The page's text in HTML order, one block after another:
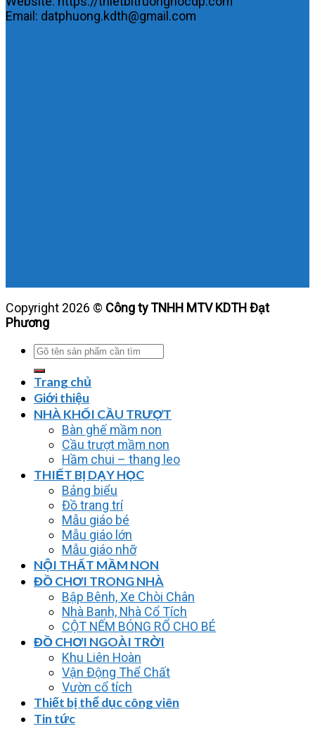
Email: datphuong.kdth@gmail.com
Copyright 2026 © Công ty TNHH MTV KDTH Đạt
Phương
Tìm
kiếm:
Trang chủ
Giới thiệu
NHÀ KHỐI CẦU TRƯỢT
Bàn ghế mầm non
Cầu trượt mầm non
Hầm chui – thang leo
THIẾT BỊ DẠY HỌC
Bảng biểu
Đồ trang trí
Mẫu giáo bé
Mẫu giáo lớn
Mẫu giáo nhỡ
NỘI THẤT MẦM NON
ĐỒ CHƠI TRONG NHÀ
Bập Bênh, Xe Chòi Chân
Nhà Banh, Nhà Cổ Tích
CỘT NẾM BÓNG RỔ CHO BÉ
ĐỒ CHƠI NGOÀI TRỜI
Khu Liên Hoàn
Vận Động Thể Chất
Vườn cổ tích
Thiết bị thể dục công viên
Tin tức